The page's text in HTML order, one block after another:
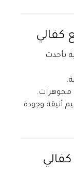
كفالي
بأحدث
مجوهرات.
أنيقة وجودة